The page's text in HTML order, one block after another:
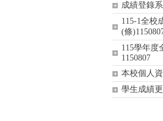
成績登錄
115-1全校
(條
115學年度
1150807
本校個人
學生成績